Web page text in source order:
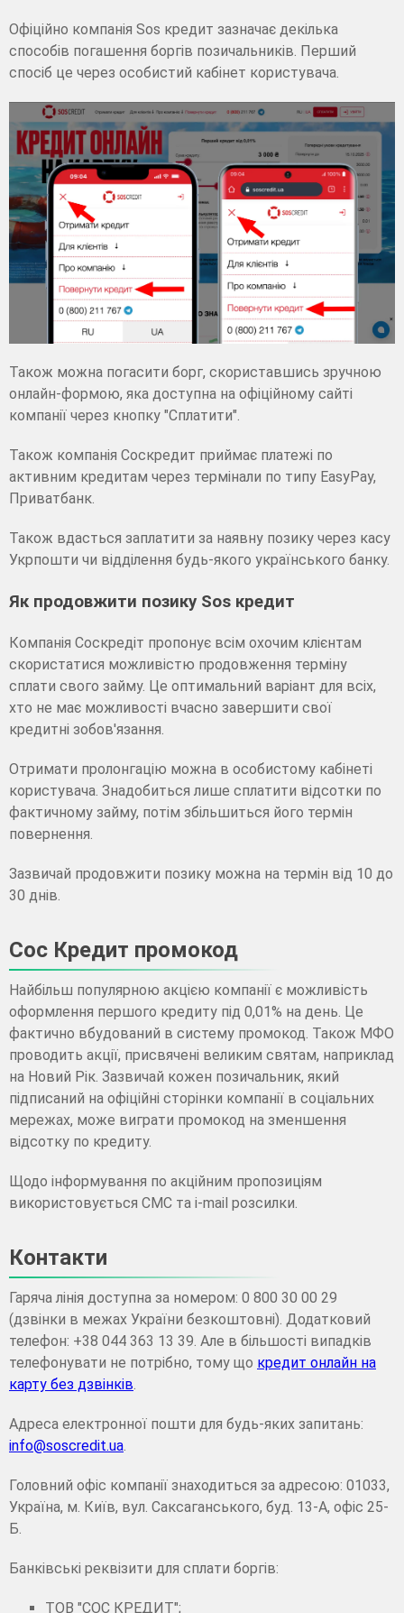
Офіційно компанія Sos кредит зазначає декілька
способів погашення боргів позичальників. Перший
спосіб це через особистий кабінет користувача.
Також можна погасити борг, скориставшись зручною
онлайн-формою, яка доступна на офіційному сайті
компанії через кнопку "Сплатити".
Також компанія Соскредит приймає платежі по
активним кредитам через термінали по типу EasyPay,
Приватбанк.
Також вдасться заплатити за наявну позику через касу
Укрпошти чи відділення будь-якого українського банку.
Як продовжити позику Sos кредит
Компанія Соскредіт пропонує всім охочим клієнтам
скористатися можливістю продовження терміну
сплати свого займу. Це оптимальний варіант для всіх,
хто не має можливості вчасно завершити свої
кредитні зобов'язання.
Отримати пролонгацію можна в особистому кабінеті
користувача. Знадобиться лише сплатити відсотки по
фактичному займу, потім збільшиться його термін
повернення.
Зазвичай продовжити позику можна на термін від 10 до
30 днів.
Сос Кредит промокод
Найбільш популярною акцією компанії є можливість
оформлення першого кредиту під 0,01% на день. Це
фактично вбудований в систему промокод. Також МФО
проводить акції, присвячені великим святам, наприклад
на Новий Рік. Зазвичай кожен позичальник, який
підписаний на офіційні сторінки компанії в соціальних
мережах, може виграти промокод на зменшення
відсотку по кредиту.
Щодо інформування по акційним пропозиціям
використовується СМС та i-mail розсилки.
Контакти
Гаряча лінія доступна за номером: 0 800 30 00 29
(дзвінки в межах України безкоштовні). Додатковий
телефон: +38 044 363 13 39. Але в більшості випадків
телефонувати не потрібно, тому що кредит онлайн на
карту без дзвінків
Адреса електронної пошти для будь-яких запитань:
info@soscredit.ua
Головний офіс компанії знаходиться за адресою: 01033,
Україна, м. Київ, вул. Саксаганського, буд. 13-А, офіс 25-
Б.
Банківські реквізити для сплати боргів:
ТОВ "СОС КРЕДИТ";